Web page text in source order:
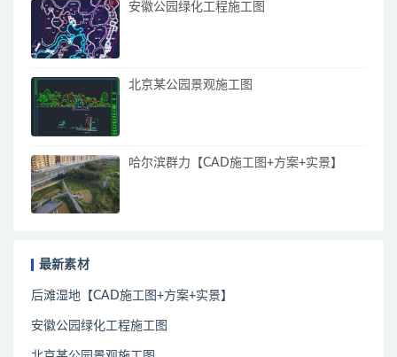
安徽公园绿化工程施工图
北京某公园景观施工图
哈尔滨群力【CAD施工图+方案+实景】
最新素材
后滩湿地【CAD施工图+方案+实景】
安徽公园绿化工程施工图